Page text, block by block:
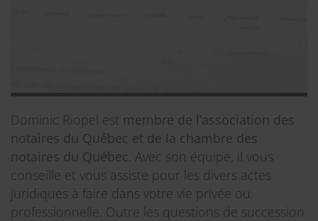
Dominic Riopel est membre de l’association des
notaires du Québec et de la chambre des
notaires du Québec. Avec son équipe, il vous
conseille et vous assiste pour les divers actes
juridiques à faire dans votre vie privée ou
professionnelle. Outre les questions de succession